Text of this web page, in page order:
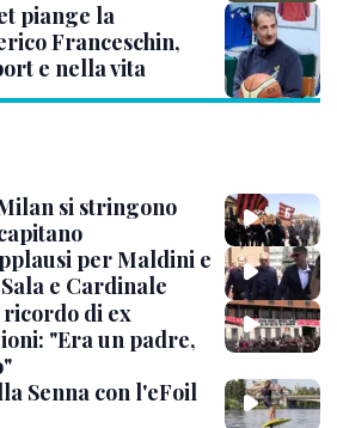
piange la
Franceschin,
e nella vita
si stringono
per Maldini e
e Cardinale
di ex
"Era un padre,
Senna con l'eFoil